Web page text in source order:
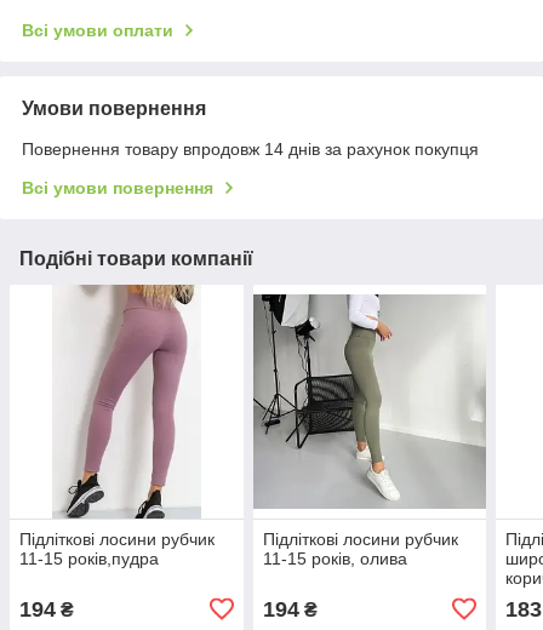
Всі умови оплати
Умови повернення
Повернення товару впродовж 14 днів за рахунок покупця
Всі умови повернення
Подібні товари компанії
Підліткові лосини рубчик
11-15 років,пудра
194 ₴
Підліткові лосини рубчик
11-15 років, олива
194₴ 183